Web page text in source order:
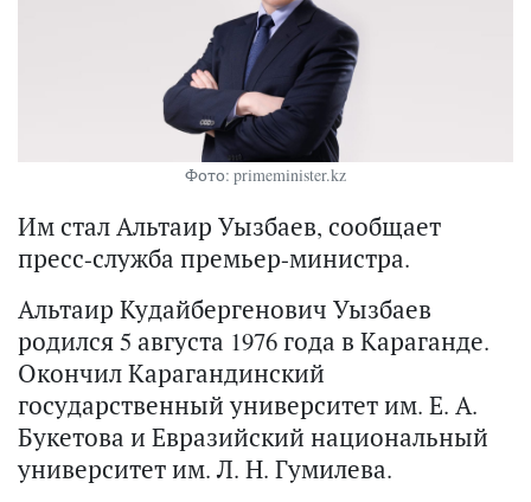
Фото: primeminister.kz
Им стал Альтаир Уызбаев, сообщает
пресс-служба премьер-министра.
Альтаир Кудайбергенович Уызбаев
родился 5 августа 1976 года в Караганде.
Окончил Карагандинский
государственный университет им. Е. А.
Букетова и Евразийский национальный
университет им. Л. Н. Гумилева.